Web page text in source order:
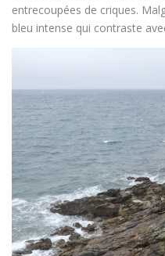
entrecoupées de criques.
bleu intense qui contraste